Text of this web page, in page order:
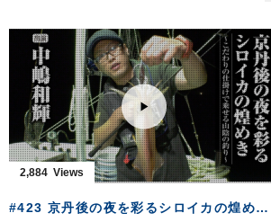
とスタッフ西浦伸至が、長崎県上五島の沖磯
に渡り、ヒラマサやヒラスズキを狙います。
本命はもちろん、アコウやまさかのイシダイ
も釣れ、五島列島の豊かな自然を満喫しまし
た。
■使用アイテム
ST-66#4.5/0
・STX-68#4/0
・STX-58#2～3
・投次郎 50g
■取材協力…平戸市宮之浦/丸銀釣りセンター
2,884
#423 京丹後の夜を彩るシロイカの煌めき～こだわりの仕掛けで乗せる山陰の釣り～